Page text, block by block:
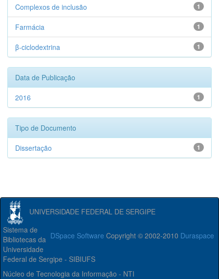
1
Complexos de inclusão
1
Farmácia
1
β-ciclodextrina
Data de Publicação
1
2016
Tipo de Documento
1
Dissertação
UNIVERSIDADE FEDERAL DE SERGIPE
DSpace Software Copyright © 2002-2010 Duraspace
Sistema de
Bibliotecas da
Universidade
Federal de Sergipe - SIBIUFS
Núcleo de Tecnologia da Informação - NTI